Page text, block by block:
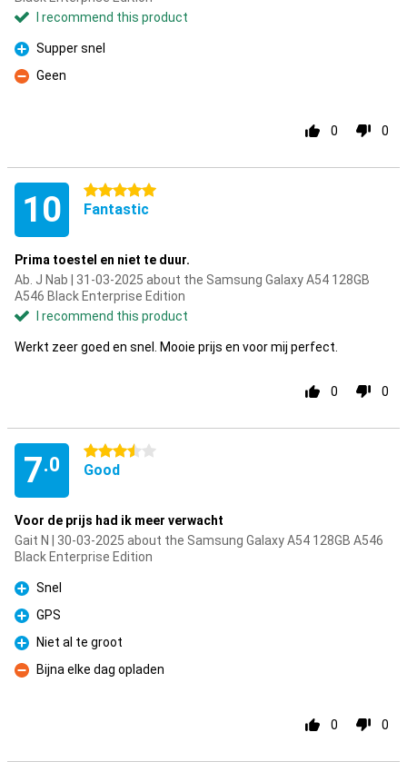
I recommend this product
Pro
Supper snel
Con
Geen
0 0
10 5 stars
Fantastic
Prima toestel en niet te duur.
Ab. J Nab | 31-03-2025 about the Samsung Galaxy A54 128GB
A546 Black Enterprise Edition
I recommend this product
Werkt zeer goed en snel. Mooie prijs en voor mij perfect.
0 0
7.0
3.5 stars
Good
Voor de prijs had ik meer verwacht
Gait N | 30-03-2025 about the Samsung Galaxy A54 128GB A546
Black Enterprise Edition
Pro
Snel
Pro
GPS
Pro
Niet al te groot
Con
Bijna elke dag opladen
0 0